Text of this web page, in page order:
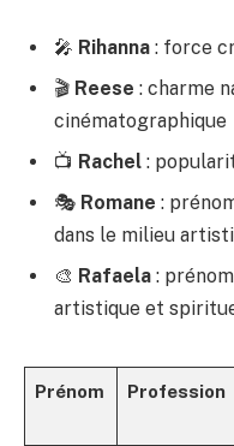
🎤 Rihanna : force
🎬 Reese : charme
cinématographique
📺 Rachel :
🎭 Romane :
dans le milieu
🎨 Rafaela :
artistique et
Prénom Profession